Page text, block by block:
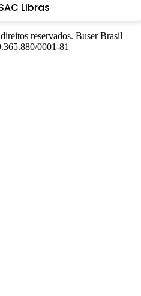
Libras
reservados. Buser Brasil
0001-81